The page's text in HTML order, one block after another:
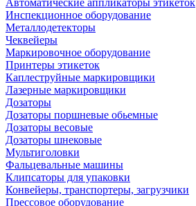
Автоматические аппликаторы этикеток
Инспекционное оборудование
Металлодетекторы
Чеквейеры
Маркировочное оборудование
Принтеры этикеток
Каплеструйные маркировщики
Лазерные маркировщики
Дозаторы
Дозаторы поршневые обьемные
Дозаторы весовые
Дозаторы шнековые
Мультиголовки
Фальцевальные машины
Клипсаторы для упаковки
Конвейеры, транспортеры, загрузчики
Прессовое оборудование